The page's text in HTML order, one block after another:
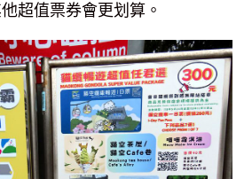
超值票券會更划算。